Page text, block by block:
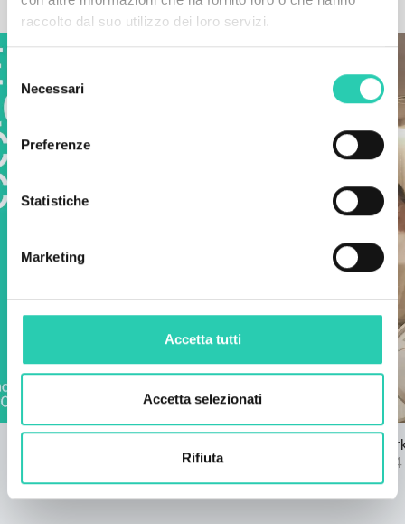
raccolto dal suo utilizzo dei loro servizi.
delNecessari
Preferenze
Statistiche
Marketing
Accetta tutti
Accetta selezionati
Rifiuta
Arte nel
25/07/2024